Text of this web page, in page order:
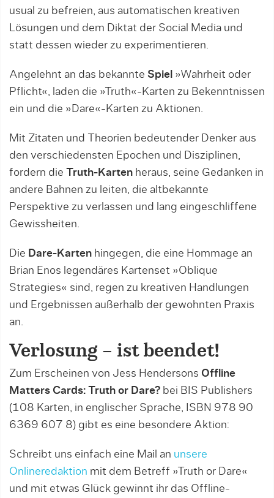
usual zu befreien, aus automatischen kreativen
Lösungen und dem Diktat der Social Media und
statt dessen wieder zu experimentieren.
Angelehnt an das bekannte Spiel »Wahrheit oder
Pflicht«, laden die »Truth«-Karten zu Bekenntnissen
ein und die »Dare«-Karten zu Aktionen.
Mit Zitaten und Theorien bedeutender Denker aus
den verschiedensten Epochen und Disziplinen,
fordern die Truth-Karten heraus, seine Gedanken in
andere Bahnen zu leiten, die altbekannte
Perspektive zu verlassen und lang eingeschliffene
Gewissheiten.
Die Dare-Karten hingegen, die eine Hommage an
Brian Enos legendäres Kartenset »Oblique
Strategies« sind, regen zu kreativen Handlungen
und Ergebnissen außerhalb der gewohnten Praxis
an.
Verlosung – ist beendet!
Zum Erscheinen von Jess Hendersons Offline
Matters Cards: Truth or Dare? bei BIS Publishers
(108 Karten, in englischer Sprache, ISBN 978 90
6369 607 8) gibt es eine besondere Aktion:
Schreibt uns einfach eine Mail an unsere
Onlineredaktion mit dem Betreff »Truth or Dare«
und mit etwas Glück gewinnt ihr das Offline-